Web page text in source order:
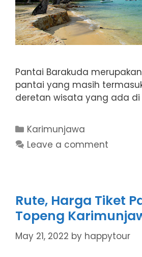
Pantai Barakuda
pantai yang masih
deretan wisata yang ada di
Categories
Karimunjawa
Leave a comment
Rute, Harga Tiket
Topeng
May 21, 2022 by happytour